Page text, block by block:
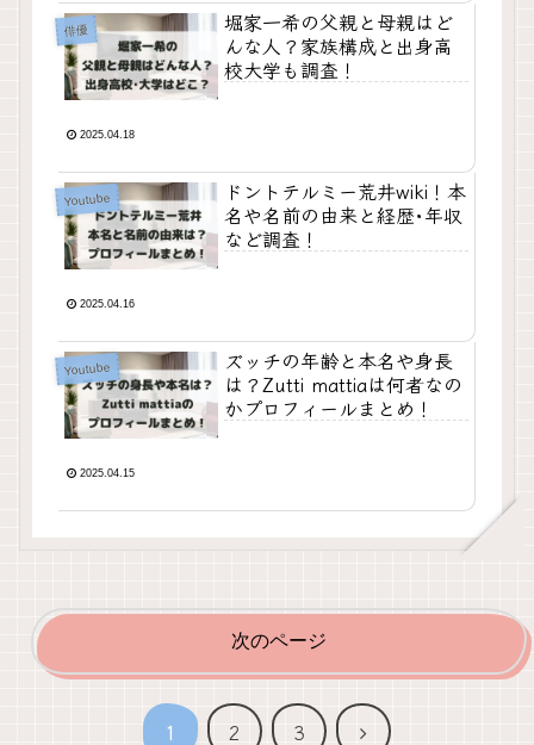
俳優
堀家一希の父親と母親はど
んな人？家族構成と出身高
校大学も調査！
2025.04.18
Youtube
ドントテルミー荒井wiki！本
名や名前の由来と経歴･年収
など調査！
2025.04.16
Youtube
ズッチの年齢と本名や身長
は？Zutti mattiaは何者なの
かプロフィールまとめ！
2025.04.15
次のページ
1 2 3
次